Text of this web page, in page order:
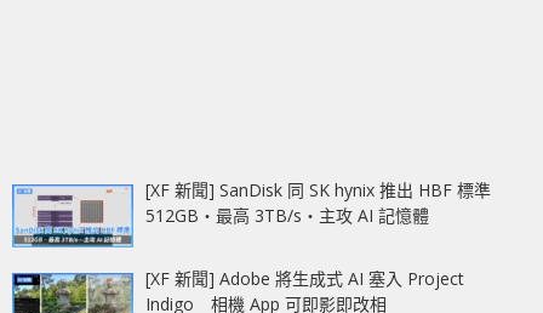
[XF 新聞] SanDisk 同 SK hynix 推出 HBF 標準
512GB‧最高 3TB/s‧主攻 AI 記憶體
[XF 新聞] Adobe 將生成式 AI 塞入 Project
Indigo 相機 App 可即影即改相